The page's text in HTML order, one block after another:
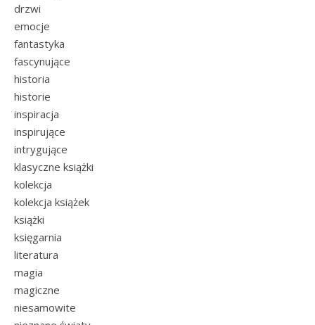
drzwi
emocje
fantastyka
fascynujące
historia
historie
inspiracja
inspirujące
intrygujące
klasyczne książki
kolekcja
kolekcja książek
książki
księgarnia
literatura
magia
magiczne
niesamowite